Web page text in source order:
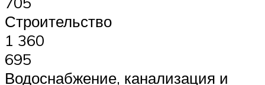
Строительство
1 360
695
Водоснабжение, канализация и